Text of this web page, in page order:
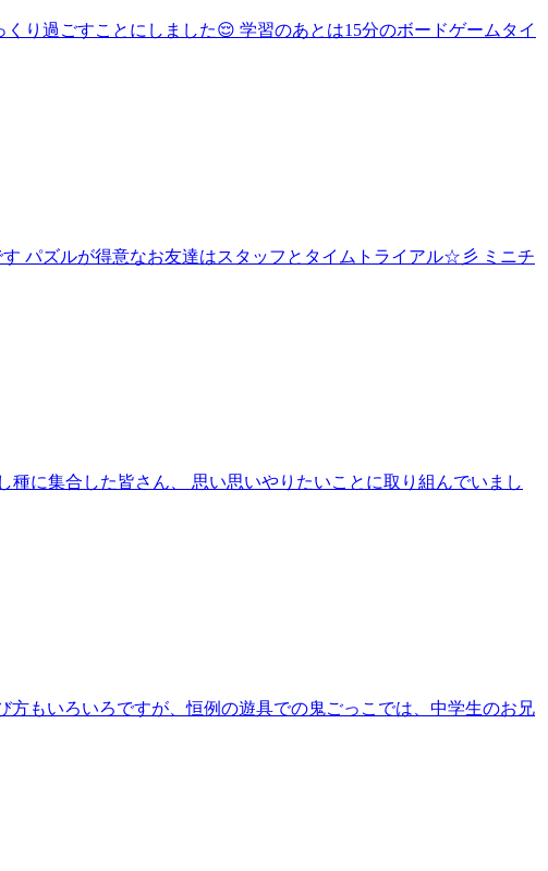
り過ごすことにしました😌 学習のあとは15分のボードゲームタイ
パズルが得意なお友達はスタッフとタイムトライアル☆彡 ミニチ
に集合した皆さん、 思い思いやりたいことに取り組んでいまし
もいろいろですが、恒例の遊具での鬼ごっこでは、中学生のお兄